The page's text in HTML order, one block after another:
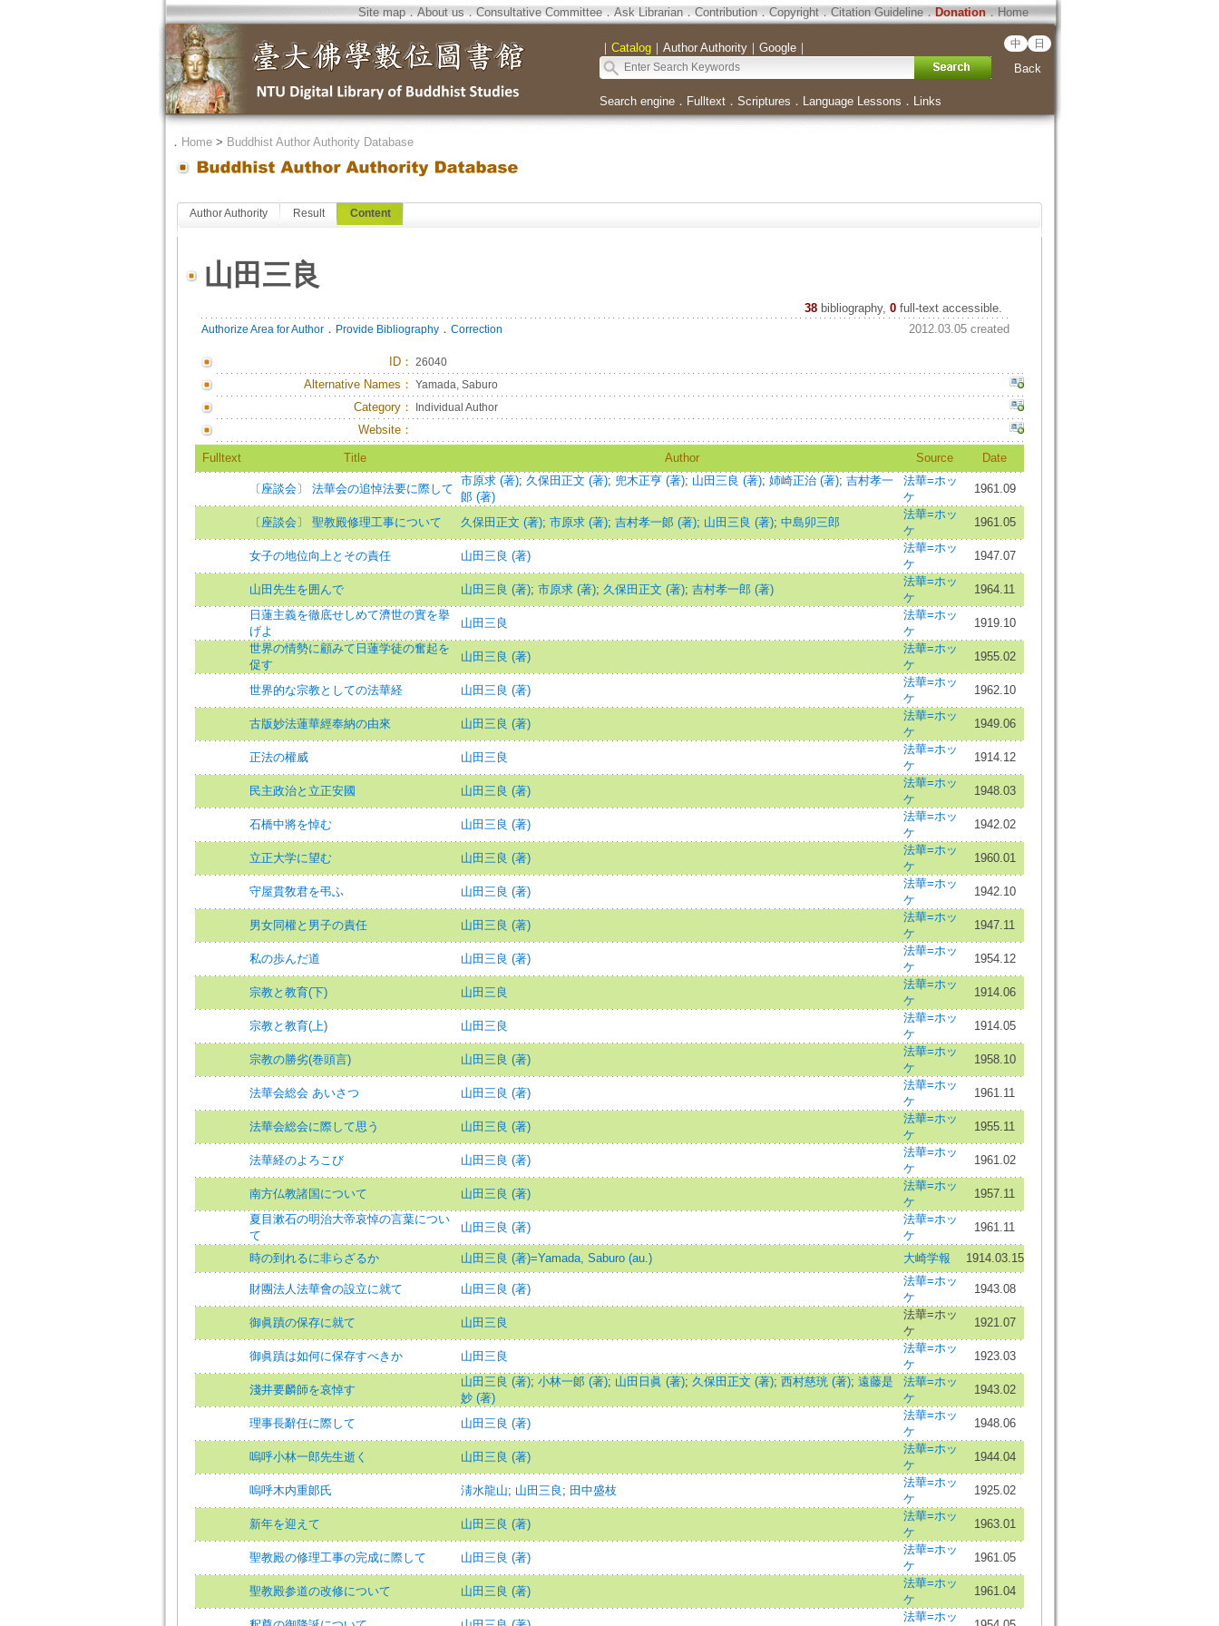
Site map．About us．Consultative Committee．Ask Librarian．Contribution．Copyright．Citation Guideline．Donation．Home
｜ Catalog｜ Author Authority｜ Google｜ 中 日
Back
Search engine． Fulltext． Scriptures ． Language Lessons ． Links
． Home> Buddhist Author Authority Database
Author Authority Result Content
山田三良
38 bibliography, 0full-text accessible.
Authorize Area for Author． Provide Bibliography． Correction 2012.03.05 created
ID： 26040
Alternative Names： Yamada, Saburo
Category： Individual Author
Website：
Fulltext Title Author Source Date
〔座談会〕 法華会の追悼法要に際して
市原求 (著); 久保田正文 (著); 兜木正亨 (著); 山田三良 (著); 姉崎正治 (著); 吉村孝一
郞 (著)
法華=ホッ
ケ
1961.09
〔座談会〕 聖教殿修理工事について 久保田正文 (著); 市原求 (著); 吉村孝一郞 (著); 山田三良 (著); 中島卯三郎
法華=ホッ
ケ
1961.05
女子の地位向上とその責任 山田三良 (著)
法華=ホッ
ケ
1947.07
山田先生を囲んで 山田三良 (著); 市原求 (著); 久保田正文 (著); 吉村孝一郎 (著)
法華=ホッ
ケ
1964.11
日蓮主義を徹底せしめて濟世の實を擧
げよ
山田三良
法華=ホッ
ケ
1919.10
世界の情勢に顧みて日蓮学徒の奮起を
促す
山田三良 (著)
法華=ホッ
ケ
1955.02
世界的な宗教としての法華経 山田三良 (著)
法華=ホッ
ケ
1962.10
古版妙法蓮華經奉納の由來 山田三良 (著)
法華=ホッ
ケ
1949.06
正法の權威 山田三良
法華=ホッ
ケ
1914.12
民主政治と立正安國 山田三良 (著)
法華=ホッ
ケ
1948.03
石橋中將を悼む 山田三良 (著)
法華=ホッ
ケ
1942.02
立正大学に望む 山田三良 (著)
法華=ホッ
ケ
1960.01
守屋貫敎君を弔ふ 山田三良 (著)
法華=ホッ
ケ
1942.10
男女同權と男子の責任 山田三良 (著)
法華=ホッ
ケ
1947.11
私の歩んだ道 山田三良 (著)
法華=ホッ
ケ
1954.12
宗教と教育(下) 山田三良
法華=ホッ
ケ
1914.06
宗教と教育(上) 山田三良
法華=ホッ
ケ
1914.05
宗教の勝劣(巻頭言) 山田三良 (著)
法華=ホッ
ケ
1958.10
法華会総会 あいさつ 山田三良 (著)
法華=ホッ
ケ
1961.11
法華会総会に際して思う 山田三良 (著)
法華=ホッ
ケ
1955.11
法華経のよろこび 山田三良 (著)
法華=ホッ
ケ
1961.02
南方仏教諸国について 山田三良 (著)
法華=ホッ
ケ
1957.11
夏目漱石の明治大帝哀悼の言葉につい
て
山田三良 (著)
法華=ホッ
ケ
1961.11
時の到れるに非らざるか 山田三良 (著)=Yamada, Saburo (au.) 大崎学報 1914.03.15
財團法人法華會の設立に就て 山田三良 (著)
法華=ホッ
ケ
1943.08
御眞蹟の保存に就て 山田三良
法華=ホッ
ケ
1921.07
御眞蹟は如何に保存すべきか 山田三良
法華=ホッ
ケ
1923.03
淺井要麟師を哀悼す
山田三良 (著); 小林一郞 (著); 山田日眞 (著); 久保田正文 (著); 西村慈珖 (著); 遠藤是
妙 (著)
法華=ホッ
ケ
1943.02
理事長辭任に際して 山田三良 (著)
法華=ホッ
ケ
1948.06
嗚呼小林一郎先生逝く 山田三良 (著)
法華=ホッ
ケ
1944.04
嗚呼木内重郞氏 淸水龍山; 山田三良 ; 田中盛枝
法華=ホッ
ケ
1925.02
新年を迎えて 山田三良 (著)
法華=ホッ
ケ
1963.01
聖教殿の修理工事の完成に際して 山田三良 (著)
法華=ホッ
ケ
1961.05
聖教殿参道の改修について 山田三良 (著)
法華=ホッ
ケ
1961.04
法華=ホッ